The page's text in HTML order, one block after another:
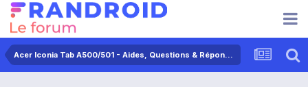
Acer Iconia Tab A500/501 - Aides, Questions & Réponses